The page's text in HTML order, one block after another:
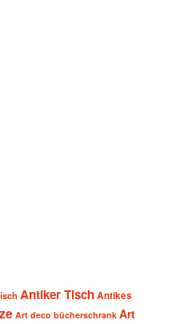
Antiker TischAntikes
Art deco bücherschrank Art